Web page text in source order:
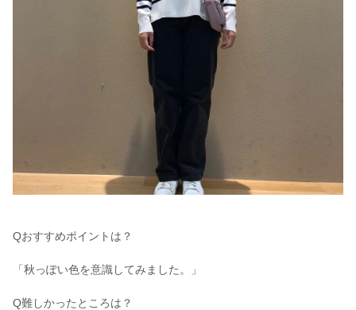
Qおすすめポイントは？
「秋っぽい色を意識してみました。」
Q難しかったところは？